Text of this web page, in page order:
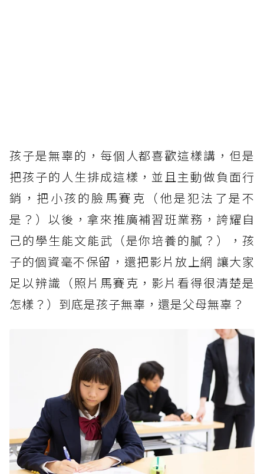
孩子是無辜的，每個人都喜歡這樣講，但是
把孩子的人生排成這樣，並且主動做負面行
銷，把小孩的臉馬賽克（他是犯法了是不
是？）以後，拿來推廣補習班業務，誇耀自
己的學生能文能武（是你培養的膩？），孩
子的個資毫不保留，還把影片放上網 讓大家
足以辨識（照片馬賽克，影片看得很清楚是
怎樣？）到底是孩子無辜，還是父母無辜？